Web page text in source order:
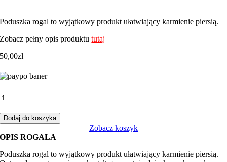
Poduszka rogal to wyjątkowy produkt ułatwiający karmienie piersią.
Zobacz pełny opis produktututaj
50,00zł
Dodaj do koszyka
Zobacz koszyk
OPIS ROGALA
Poduszka rogal to wyjątkowy produkt ułatwiający karmienie piersią.